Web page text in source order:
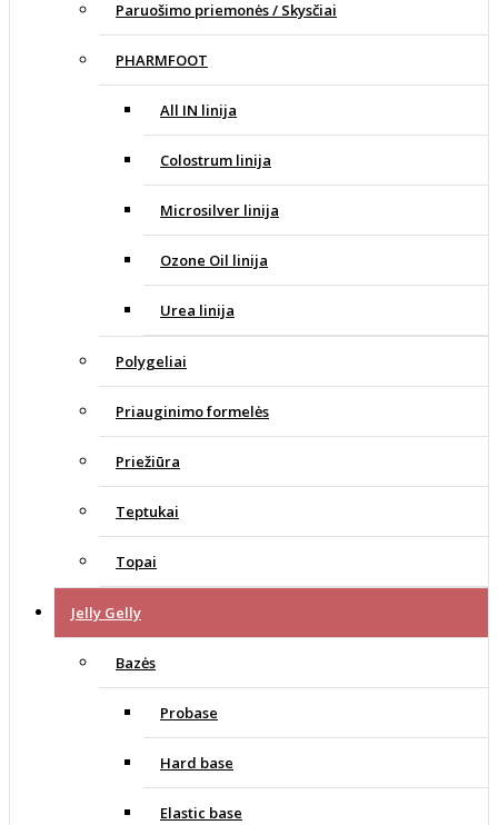
Paruošimo priemonės / Skysčiai
PHARMFOOT
All IN linija
Colostrum linija
Microsilver linija
Ozone Oil linija
Urea linija
Polygeliai
Priauginimo formelės
Priežiūra
Teptukai
Topai
Jelly Gelly
Bazės
Probase
Hard base
Elastic base